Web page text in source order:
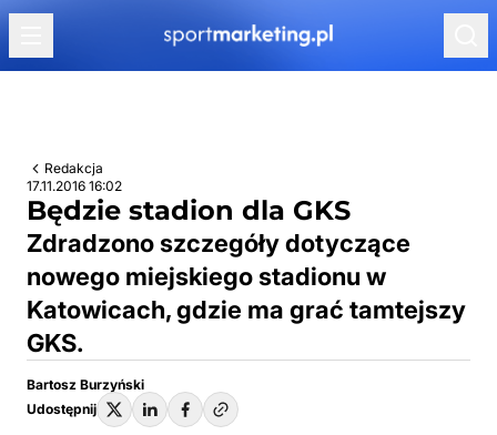
Przejdź do treści
Redakcja
17.11.2016 16:02
Będzie stadion dla GKS
Zdradzono szczegóły dotyczące
nowego miejskiego stadionu w
Katowicach, gdzie ma grać tamtejszy
GKS.
Bartosz Burzyński
Udostępnij